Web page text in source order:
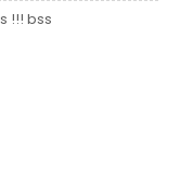
!!! bss